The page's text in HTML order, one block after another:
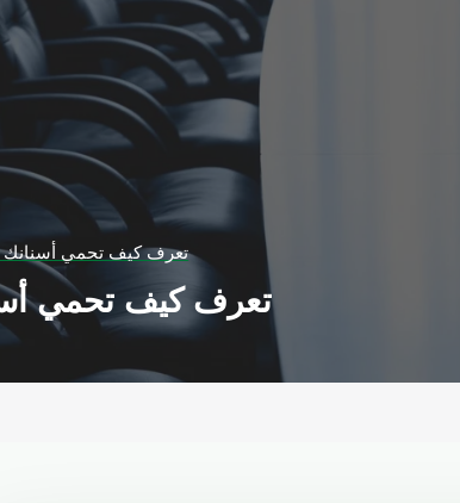
تعرف كيف تحمي أسنانك
تعرف كيف تحمي